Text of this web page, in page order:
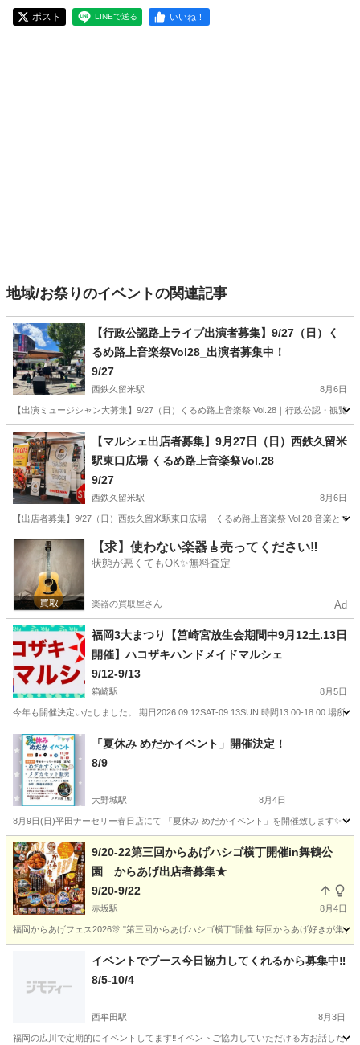
ポスト LINEで送る いいね！
地域/お祭りのイベントの関連記事
【行政公認路上ライブ出演者募集】9/27（日）く
るめ路上音楽祭Vol28_出演者募集中！
9/27
西鉄久留米駅 8月6日
【出演ミュージシャン大募集】9/27（日）くるめ路上音楽祭 Vol.28｜行政公認・観
福岡 久留米市 西鉄久留米駅 地域/お祭り 音楽祭
【マルシェ出店者募集】9月27日（日）西鉄久留米
駅東口広場 くるめ路上音楽祭Vol.28
9/27
西鉄久留米駅 8月6日
【出店者募集】9/27（日）西鉄久留米駅東口広場｜くるめ路上音楽祭 Vol.28 音楽と
福岡 久留米市 西鉄久留米駅 地域/お祭り
【求】使わない楽器🎸売ってください‼️
状態が悪くてもOK✨無料査定
楽器の買取屋さん Ad
福岡3大まつり【筥崎宮放生会期間中9月12土.13日
開催】ハコザキハンドメイドマルシェ
9/12-9/13
箱崎駅 8月5日
今年も開催決定いたしました。 期日2026.09.12SAT-09.13SUN 時間13:00-18:00 場所
福岡 福岡市 箱崎駅 地域/お祭り 筥崎宮
「夏休み めだかイベント」開催決定！
8/9
大野城駅 8月4日
8月9日(日)平田ナーセリー春日店にて 「夏休み めだかイベント」を開催致します✨️
福岡 春日市 大野城駅 地域/お祭り めだか
9/20-22第三回からあげハシゴ横丁開催in舞鶴公
園 からあげ出店者募集★
9/20-9/22
赤坂駅 8月4日
福岡からあげフェス2026🎊 "第三回からあげハシゴ横丁"開催 毎回からあげ好きが集
赤坂駅 地域/お祭り 横丁
イベントでブース今日協力してくれるから募集中‼️
8/5-10/4
西牟田駅 8月3日
福岡の広川で定期的にイベントしてます‼️イベントご協力していただける方お話したい